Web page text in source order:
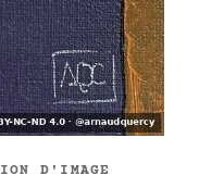
D'IMAGE